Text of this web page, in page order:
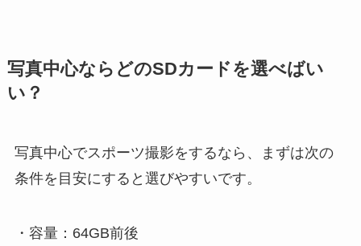
写真中心ならどのSDカードを選べばい
い？
写真中心でスポーツ撮影をするなら、まずは次の
条件を目安にすると選びやすいです。
・容量：64GB前後